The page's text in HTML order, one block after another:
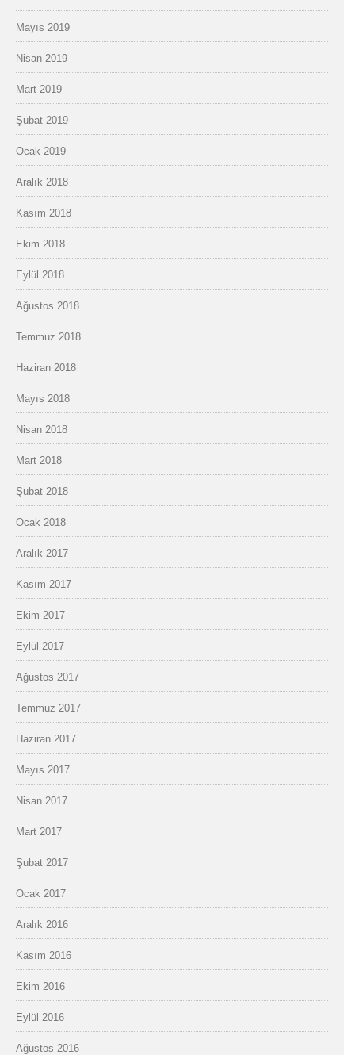
Mayıs 2019
Nisan 2019
Mart 2019
Şubat 2019
Ocak 2019
Aralık 2018
Kasım 2018
Ekim 2018
Eylül 2018
Ağustos 2018
Temmuz 2018
Haziran 2018
Mayıs 2018
Nisan 2018
Mart 2018
Şubat 2018
Ocak 2018
Aralık 2017
Kasım 2017
Ekim 2017
Eylül 2017
Ağustos 2017
Temmuz 2017
Haziran 2017
Mayıs 2017
Nisan 2017
Mart 2017
Şubat 2017
Ocak 2017
Aralık 2016
Kasım 2016
Ekim 2016
Eylül 2016
Ağustos 2016